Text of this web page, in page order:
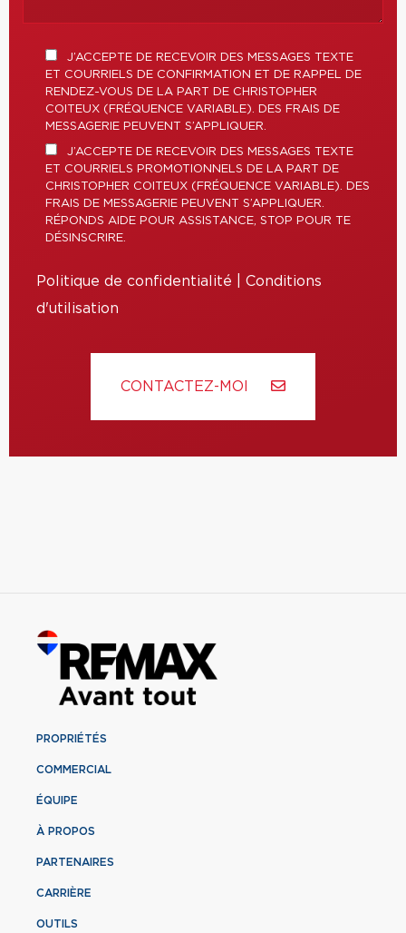
J’ACCEPTE DE RECEVOIR DES MESSAGES TEXTE
ET COURRIELS DE CONFIRMATION ET DE RAPPEL DE
RENDEZ-VOUS DE LA PART DE CHRISTOPHER
COITEUX (FRÉQUENCE VARIABLE). DES FRAIS DE
MESSAGERIE PEUVENT S’APPLIQUER.
J’ACCEPTE DE RECEVOIR DES MESSAGES TEXTE
ET COURRIELS PROMOTIONNELS DE LA PART DE
CHRISTOPHER COITEUX (FRÉQUENCE VARIABLE). DES
FRAIS DE MESSAGERIE PEUVENT S’APPLIQUER.
RÉPONDS AIDE POUR ASSISTANCE, STOP POUR TE
DÉSINSCRIRE.
Politique de confidentialité
Conditions
d'utilisation
CONTACTEZ-MOI
PROPRIÉTÉS
COMMERCIAL
ÉQUIPE
À PROPOS
PARTENAIRES
CARRIÈRE
OUTILS